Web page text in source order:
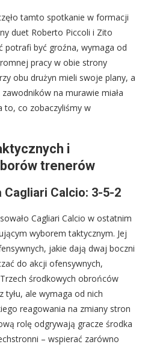
tamto spotkanie w formacji
duet Roberto Piccoli i Zito
potrafi być groźna, wymaga od
pracy w obie strony
obu drużyn mieli swoje plany, a
na murawie miała
to, co zobaczyliśmy w
i
trenerów
Cagliari Calcio: 3-5-2
Cagliari Calcio w ostatnim
wyborem taktycznym. Jej
jakie dają dwaj boczni
do akcji ofensywnych,
środkowych obrońców
tyłu, ale wymaga od nich
reagowania na zmiany stron
rolę odgrywają gracze środka
– wspierać zarówno